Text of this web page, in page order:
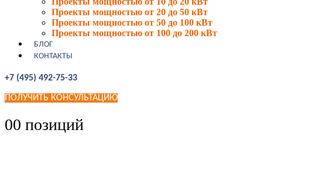
Проекты мощностью от 20 до 50 кВт
Проекты мощностью от 50 до 100 кВт
Проекты мощностью от 100 до 200 кВт
БЛОГ
КОНТАКТЫ
+7 (495) 492-75-33
ПОЛУЧИТЬ КОНСУЛЬТАЦИЮ
00 позиций